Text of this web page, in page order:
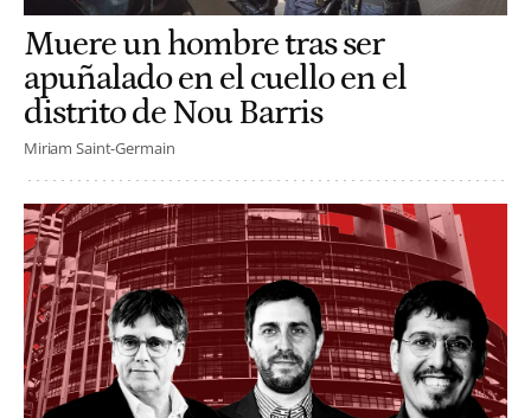
Muere un hombre tras ser
apuñalado en el cuello en el
distrito de Nou Barris
Miriam Saint-Germain